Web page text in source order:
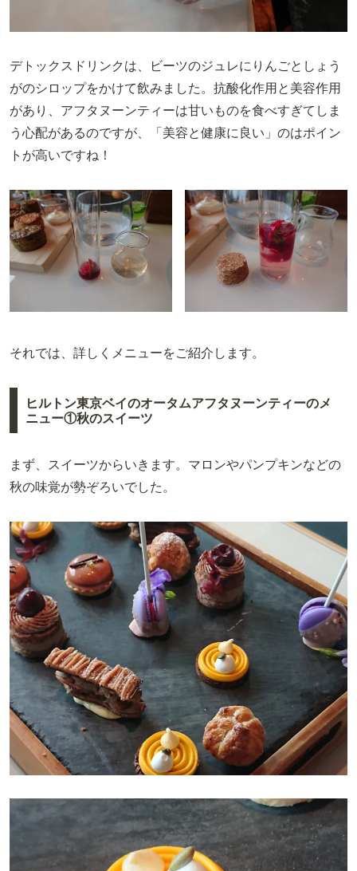
デトックスドリンクは、ビーツのジュレにりんごとしょう
がのシロップをかけて飲みました。抗酸化作用と美容作用
があり、アフタヌーンティーは甘いものを食べすぎてしま
う心配があるのですが、「美容と健康に良い」のはポイン
トが高いですね！
それでは、詳しくメニューをご紹介します。
ヒルトン東京ベイのオータムアフタヌーンティーのメ
ニュー①秋のスイーツ
まず、スイーツからいきます。マロンやパンプキンなどの
秋の味覚が勢ぞろいでした。